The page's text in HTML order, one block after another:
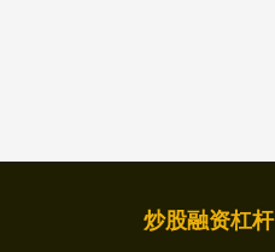
炒股融资杠杆